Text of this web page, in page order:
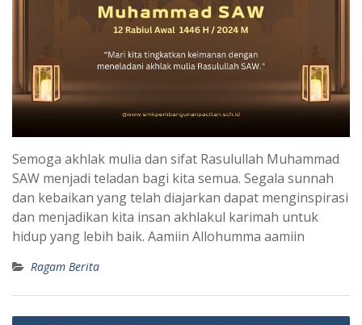
Semoga akhlak mulia dan sifat Rasulullah Muhammad
SAW menjadi teladan bagi kita semua. Segala sunnah
dan kebaikan yang telah diajarkan dapat menginspirasi
dan menjadikan kita insan akhlakul karimah untuk
hidup yang lebih baik. Aamiin Allohumma aamiin
Ragam Berita